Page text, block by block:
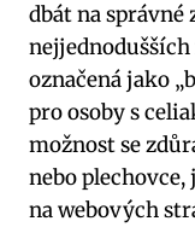
dbát na správné
označená jako
pro osoby s
možnost se
nebo
na webových